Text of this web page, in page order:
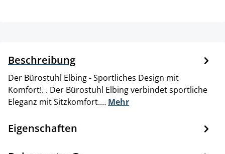
Beschreibung
Der Bürostuhl Elbing - Sportliches Design mit
Komfort!. . Der Bürostuhl Elbing verbindet sportliche
Eleganz mit Sitzkomfort.… Mehr
Eigenschaften